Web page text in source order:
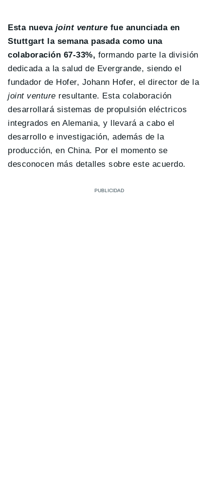
Esta nueva joint venture fue anunciada en
Stuttgart la semana pasada como una
colaboración 67-33%, formando parte la división
dedicada a la salud de Evergrande, siendo el
fundador de Hofer, Johann Hofer, el director de la
joint venture resultante. Esta colaboración
desarrollará sistemas de propulsión eléctricos
integrados en Alemania, y llevará a cabo el
desarrollo e investigación, además de la
producción, en China. Por el momento se
desconocen más detalles sobre este acuerdo.